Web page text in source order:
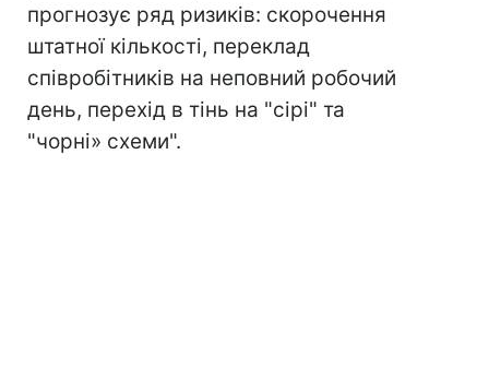
прогнозує ряд ризиків: скорочення
штатної кількості, переклад
співробітників на неповний робочий
день, перехід в тінь на "сірі" та
"чорні» схеми".